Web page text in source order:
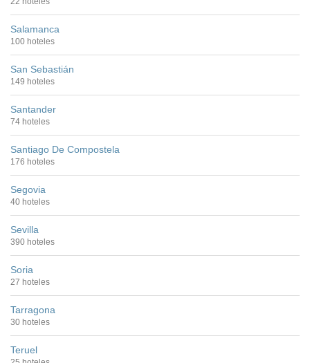
Salamanca
100 hoteles
San Sebastián
149 hoteles
Santander
74 hoteles
Santiago De Compostela
176 hoteles
Segovia
40 hoteles
Sevilla
390 hoteles
Soria
27 hoteles
Tarragona
30 hoteles
Teruel